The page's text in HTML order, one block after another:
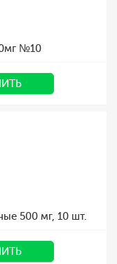
№10
500 мг, 10 шт.